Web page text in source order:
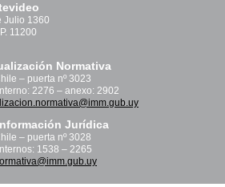
Julio 1360
11200
Normativa
– puerta nº 3023
2276 – anexo: 2902
Jurídica
– puerta nº 3028
1538 – 2265